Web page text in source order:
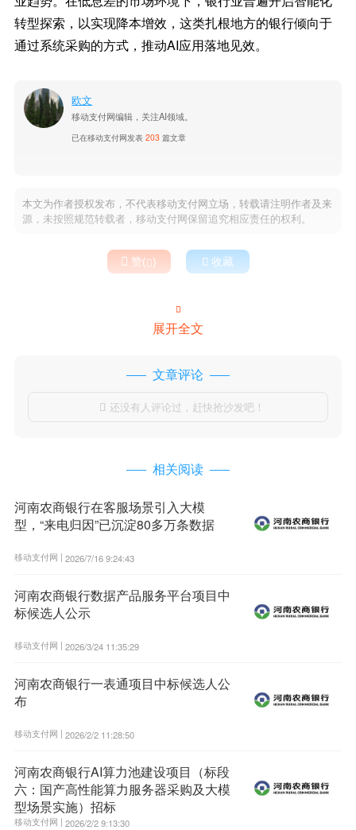
转型探索，以实现降本增效，这类扎根地方的银行倾向于
通过系统采购的方式，推动AI应用落地见效。
欧文
移动支付网编辑，关注AI领域。
已在移动支付网发表203 篇文章
本文为作者授权发布，不代表移动支付网立场，转载请注明作者及来
源，未按照规范转载者，移动支付网保留追究相应责任的权利。
 赞()  收藏

展开全文
文章评论
 还没有人评论过，赶快抢沙发吧！
相关阅读
河南农商银行在客服场景引入大模
型，“来电归因”已沉淀80多万条数据
移动支付网 | 2026/7/16 9:24:43
河南农商银行数据产品服务平台项目中
标候选人公示
移动支付网 | 2026/3/24 11:35:29
河南农商银行一表通项目中标候选人公
布
移动支付网 | 2026/2/2 11:28:50
河南农商银行AI算力池建设项目（标段
六：国产高性能算力服务器采购及大模
型场景实施）招标
移动支付网 | 2026/2/2 9:13:30